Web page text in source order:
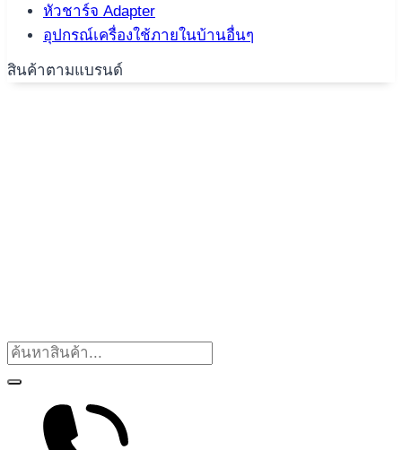
หัวชาร์จ Adapter
อุปกรณ์เครื่องใช้ภายในบ้านอื่นๆ
สินค้าตามแบรนด์